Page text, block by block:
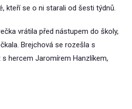
kteří se o ni starali od šesti týdnů.
vrátila před nástupem do školy,
Brejchová se rozešla s
hercem Jaromírem Hanzlíkem,